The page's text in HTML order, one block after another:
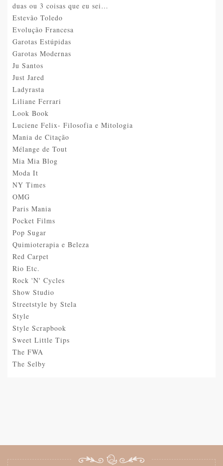
duas ou 3 coisas que eu sei…
Estevão Toledo
Evolução Francesa
Garotas Estúpidas
Garotas Modernas
Ju Santos
Just Jared
Ladyrasta
Liliane Ferrari
Look Book
Luciene Felix- Filosofia e Mitologia
Mania de Citação
Mélange de Tout
Mia Mia Blog
Moda It
NY Times
OMG
Paris Mania
Pocket Films
Pop Sugar
Quimioterapia e Beleza
Red Carpet
Rio Etc.
Rock 'N' Cycles
Show Studio
Streetstyle by Stela
Style
Style Scrapbook
Sweet Little Tips
The FWA
The Selby